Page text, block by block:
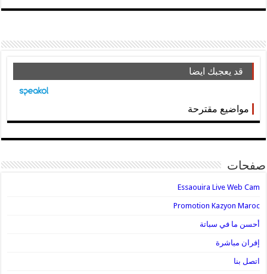
قد يعجبك ايضا
مواضيع مقترحة
صفحات
Essaouira Live Web Cam
Promotion Kazyon Maroc
أحسن ما في سباتة
إفران مباشرة
اتصل بنا